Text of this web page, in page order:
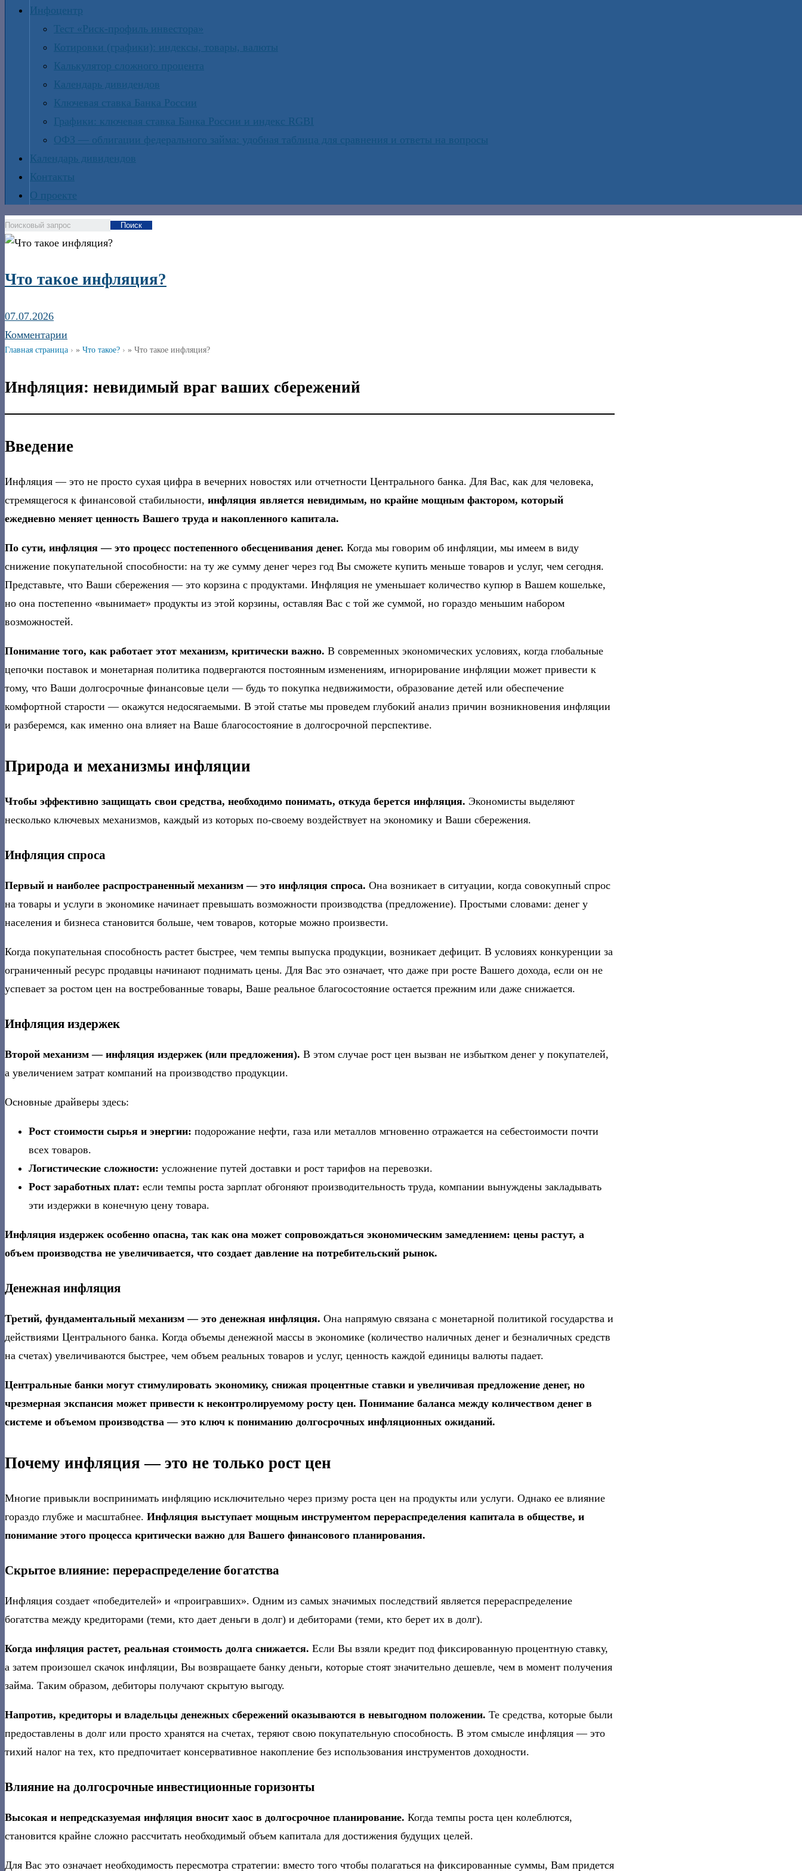
Инфоцентр
Тест «Риск-профиль инвестора»
Котировки (графики): индексы, товары, валюты
Калькулятор сложного процента
Календарь дивидендов
Ключевая ставка Банка России
Графики: ключевая ставка Банка России и индекс RGBI
ОФЗ — облигации федерального займа: удобная таблица для сравнения и ответы на вопросы
Календарь дивидендов
Контакты
О проекте
Поиск
Что такое инфляция?
07.07.2026
Комментарии
Главная страница » Что такое? » Что такое инфляция?
Инфляция: невидимый враг ваших сбережений
Введение
Инфляция — это не просто сухая цифра в вечерних новостях или отчетности Центрального банка. Для Вас, как для человека,
стремящегося к финансовой стабильности, инфляция является невидимым, но крайне мощным фактором, который
ежедневно меняет ценность Вашего труда и накопленного капитала.
По сути, инфляция — это процесс постепенного обесценивания денег. Когда мы говорим об инфляции, мы имеем в виду
снижение покупательной способности: на ту же сумму денег через год Вы сможете купить меньше товаров и услуг, чем сегодня.
Представьте, что Ваши сбережения — это корзина с продуктами. Инфляция не уменьшает количество купюр в Вашем кошельке,
но она постепенно «вынимает» продукты из этой корзины, оставляя Вас с той же суммой, но гораздо меньшим набором
возможностей.
Понимание того, как работает этот механизм, критически важно. В современных экономических условиях, когда глобальные
цепочки поставок и монетарная политика подвергаются постоянным изменениям, игнорирование инфляции может привести к
тому, что Ваши долгосрочные финансовые цели — будь то покупка недвижимости, образование детей или обеспечение
комфортной старости — окажутся недосягаемыми. В этой статье мы проведем глубокий анализ причин возникновения инфляции
и разберемся, как именно она влияет на Ваше благосостояние в долгосрочной перспективе.
Природа и механизмы инфляции
Чтобы эффективно защищать свои средства, необходимо понимать, откуда берется инфляция. Экономисты выделяют
несколько ключевых механизмов, каждый из которых по-своему воздействует на экономику и Ваши сбережения.
Инфляция спроса
Первый и наиболее распространенный механизм — это инфляция спроса. Она возникает в ситуации, когда совокупный спрос
на товары и услуги в экономике начинает превышать возможности производства (предложение). Простыми словами: денег у
населения и бизнеса становится больше, чем товаров, которые можно произвести.
Когда покупательная способность растет быстрее, чем темпы выпуска продукции, возникает дефицит. В условиях конкуренции за
ограниченный ресурс продавцы начинают поднимать цены. Для Вас это означает, что даже при росте Вашего дохода, если он не
успевает за ростом цен на востребованные товары, Ваше реальное благосостояние остается прежним или даже снижается.
Инфляция издержек
Второй механизм — инфляция издержек (или предложения). В этом случае рост цен вызван не избытком денег у покупателей,
а увеличением затрат компаний на производство продукции.
Основные драйверы здесь:
Рост стоимости сырья и энергии: подорожание нефти, газа или металлов мгновенно отражается на себестоимости почти
всех товаров.
Логистические сложности: усложнение путей доставки и рост тарифов на перевозки.
Рост заработных плат: если темпы роста зарплат обгоняют производительность труда, компании вынуждены закладывать
эти издержки в конечную цену товара.
Инфляция издержек особенно опасна, так как она может сопровождаться экономическим замедлением: цены растут, а
объем производства не увеличивается, что создает давление на потребительский рынок.
Денежная инфляция
Третий, фундаментальный механизм — это денежная инфляция. Она напрямую связана с монетарной политикой государства и
действиями Центрального банка. Когда объемы денежной массы в экономике (количество наличных денег и безналичных средств
на счетах) увеличиваются быстрее, чем объем реальных товаров и услуг, ценность каждой единицы валюты падает.
Центральные банки могут стимулировать экономику, снижая процентные ставки и увеличивая предложение денег, но
чрезмерная экспансия может привести к неконтролируемому росту цен. Понимание баланса между количеством денег в
системе и объемом производства — это ключ к пониманию долгосрочных инфляционных ожиданий.
Почему инфляция — это не только рост цен
Многие привыкли воспринимать инфляцию исключительно через призму роста цен на продукты или услуги. Однако ее влияние
гораздо глубже и масштабнее. Инфляция выступает мощным инструментом перераспределения капитала в обществе, и
понимание этого процесса критически важно для Вашего финансового планирования.
Скрытое влияние: перераспределение богатства
Инфляция создает «победителей» и «проигравших». Одним из самых значимых последствий является перераспределение
богатства между кредиторами (теми, кто дает деньги в долг) и дебиторами (теми, кто берет их в долг).
Когда инфляция растет, реальная стоимость долга снижается. Если Вы взяли кредит под фиксированную процентную ставку,
а затем произошел скачок инфляции, Вы возвращаете банку деньги, которые стоят значительно дешевле, чем в момент получения
займа. Таким образом, дебиторы получают скрытую выгоду.
Напротив, кредиторы и владельцы денежных сбережений оказываются в невыгодном положении. Те средства, которые были
предоставлены в долг или просто хранятся на счетах, теряют свою покупательную способность. В этом смысле инфляция — это
тихий налог на тех, кто предпочитает консервативное накопление без использования инструментов доходности.
Влияние на долгосрочные инвестиционные горизонты
Высокая и непредсказуемая инфляция вносит хаос в долгосрочное планирование. Когда темпы роста цен колеблются,
становится крайне сложно рассчитать необходимый объем капитала для достижения будущих целей.
Для Вас это означает необходимость пересмотра стратегии: вместо того чтобы полагаться на фиксированные суммы, Вам придется